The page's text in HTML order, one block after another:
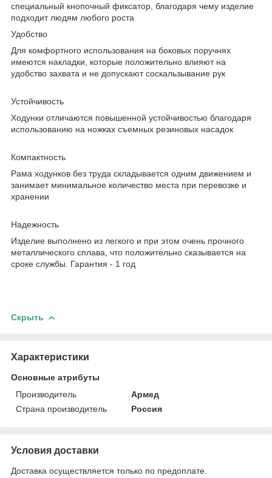
специальный кнопочный фиксатор, благодаря чему изделие
подходит людям любого роста
Удобство
Для комфортного использования на боковых поручнях
имеются накладки, которые положительно влияют на
удобство захвата и не допускают соскальзывание рук
Устойчивость
Ходунки отличаются повышенной устойчивостью благодаря
использованию на ножках съемных резиновых насадок
Компактность
Рама ходунков без труда складывается одним движением и
занимает минимальное количество места при перевозке и
хранении
Надежность
Изделие выполнено из легкого и при этом очень прочного
металлического сплава, что положительно сказывается на
сроке службы. Гарантия - 1 год
Скрыть
Характеристики
Основные атрибуты
Производитель
Армед
Страна производитель
Россия
Условия доставки
Доставка осуществляется только по предоплате.